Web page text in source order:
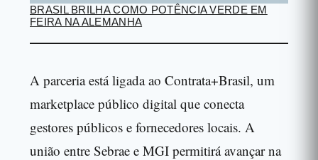
BRASIL BRILHA COMO POTÊNCIA VERDE EM
FEIRA NA ALEMANHA
A parceria está ligada ao Contrata+Brasil, um
marketplace público digital que conecta
gestores públicos e fornecedores locais. A
união entre Sebrae e MGI permitirá avançar na